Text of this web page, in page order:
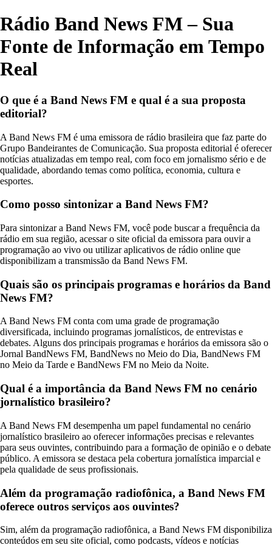
Rádio Band News FM – Sua
Fonte de Informação em Tempo
Real
O que é a Band News FM e qual é a sua proposta
editorial?
A Band News FM é uma emissora de rádio brasileira que faz parte do
Grupo Bandeirantes de Comunicação. Sua proposta editorial é oferecer
notícias atualizadas em tempo real, com foco em jornalismo sério e de
qualidade, abordando temas como política, economia, cultura e
esportes.
Como posso sintonizar a Band News FM?
Para sintonizar a Band News FM, você pode buscar a frequência da
rádio em sua região, acessar o site oficial da emissora para ouvir a
programação ao vivo ou utilizar aplicativos de rádio online que
disponibilizam a transmissão da Band News FM.
Quais são os principais programas e horários da Band
News FM?
A Band News FM conta com uma grade de programação
diversificada, incluindo programas jornalísticos, de entrevistas e
debates. Alguns dos principais programas e horários da emissora são o
Jornal BandNews FM, BandNews no Meio do Dia, BandNews FM
no Meio da Tarde e BandNews FM no Meio da Noite.
Qual é a importância da Band News FM no cenário
jornalístico brasileiro?
A Band News FM desempenha um papel fundamental no cenário
jornalístico brasileiro ao oferecer informações precisas e relevantes
para seus ouvintes, contribuindo para a formação de opinião e o debate
público. A emissora se destaca pela cobertura jornalística imparcial e
pela qualidade de seus profissionais.
Além da programação radiofônica, a Band News FM
oferece outros serviços aos ouvintes?
Sim, além da programação radiofônica, a Band News FM disponibiliza
conteúdos em seu site oficial, como podcasts, vídeos e notícias